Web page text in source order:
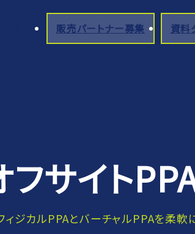
販売パートナー募集 資料
フサイト
ジカルPPAとバーチャルPPAを柔軟